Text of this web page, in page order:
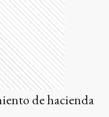
de hacienda